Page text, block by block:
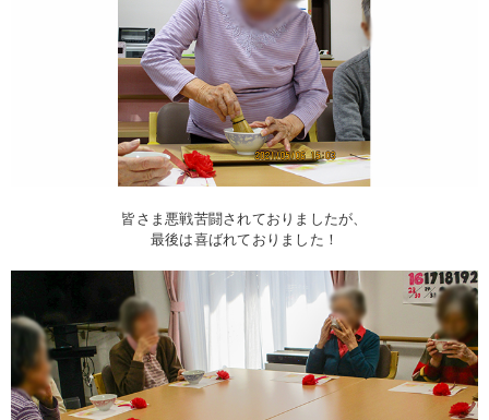
皆さま悪戦苦闘されておりましたが、
最後は喜ばれておりました！